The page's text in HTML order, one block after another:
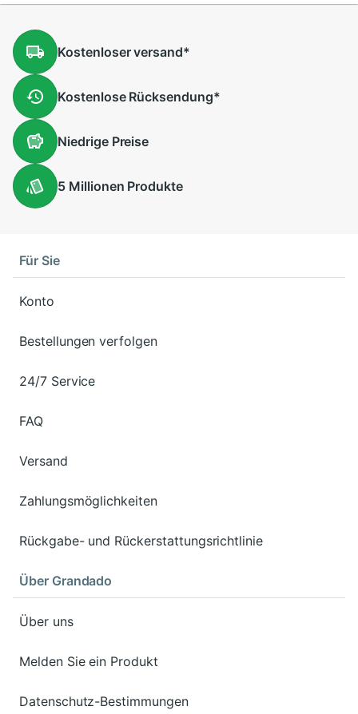
Kostenloserversand*
KostenloseRücksendung*
NiedrigePreise
5 Millionen Produkte
Für Sie
Konto
Bestellungen verfolgen
24/7 Service
FAQ
Versand
Zahlungsmöglichkeiten
Rückgabe- und Rückerstattungsrichtlinie
Über Grandado
Über uns
Melden Sie ein Produkt
Datenschutz-Bestimmungen